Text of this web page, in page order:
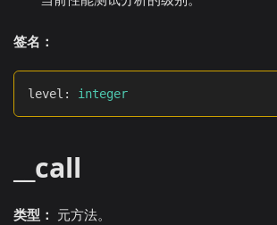
签名：
level : integer
__call
类型： 元方法。